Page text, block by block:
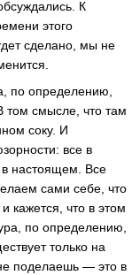
К
этого
сделано, мы не
по определению,
том смысле, что там
соку. И
все в
настоящем. Все
сами себе, что
кажется, что в этом
по определению,
только на
поделаешь — это в